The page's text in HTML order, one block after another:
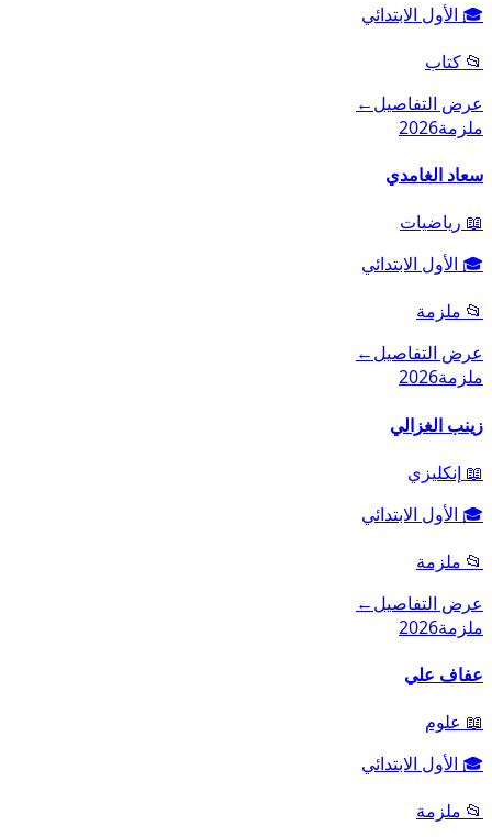
🎓 الأول الابتدائي
📂 كتاب
عرض التفاصيل←
ملزمة2026
سعاد الغامدي
📖 رياضيات
🎓 الأول الابتدائي
📂 ملزمة
عرض التفاصيل←
ملزمة2026
زينب الغزالي
📖 إنكليزي
🎓 الأول الابتدائي
📂 ملزمة
عرض التفاصيل←
ملزمة2026
عفاف علي
📖 علوم
🎓 الأول الابتدائي
📂 ملزمة